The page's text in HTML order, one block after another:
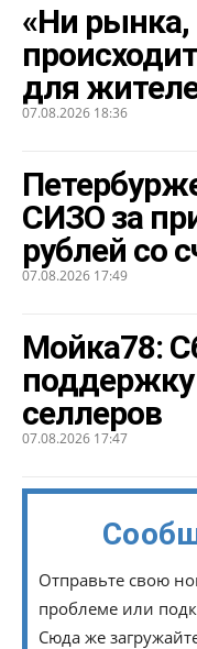
«Ни рынка,
для
07.08.2026 18:36
СИЗО за
рублей со
07.08.2026 17:49
Мойка78:
селлеров
07.08.2026 17:47
Отправьте свою
проблеме или
Сюда же